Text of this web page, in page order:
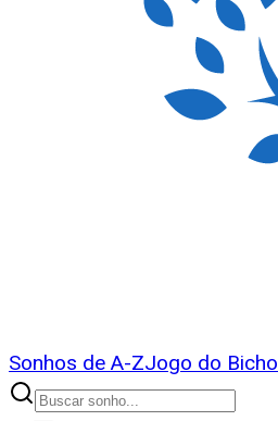
Sonhos de A-ZJogo do Bicho